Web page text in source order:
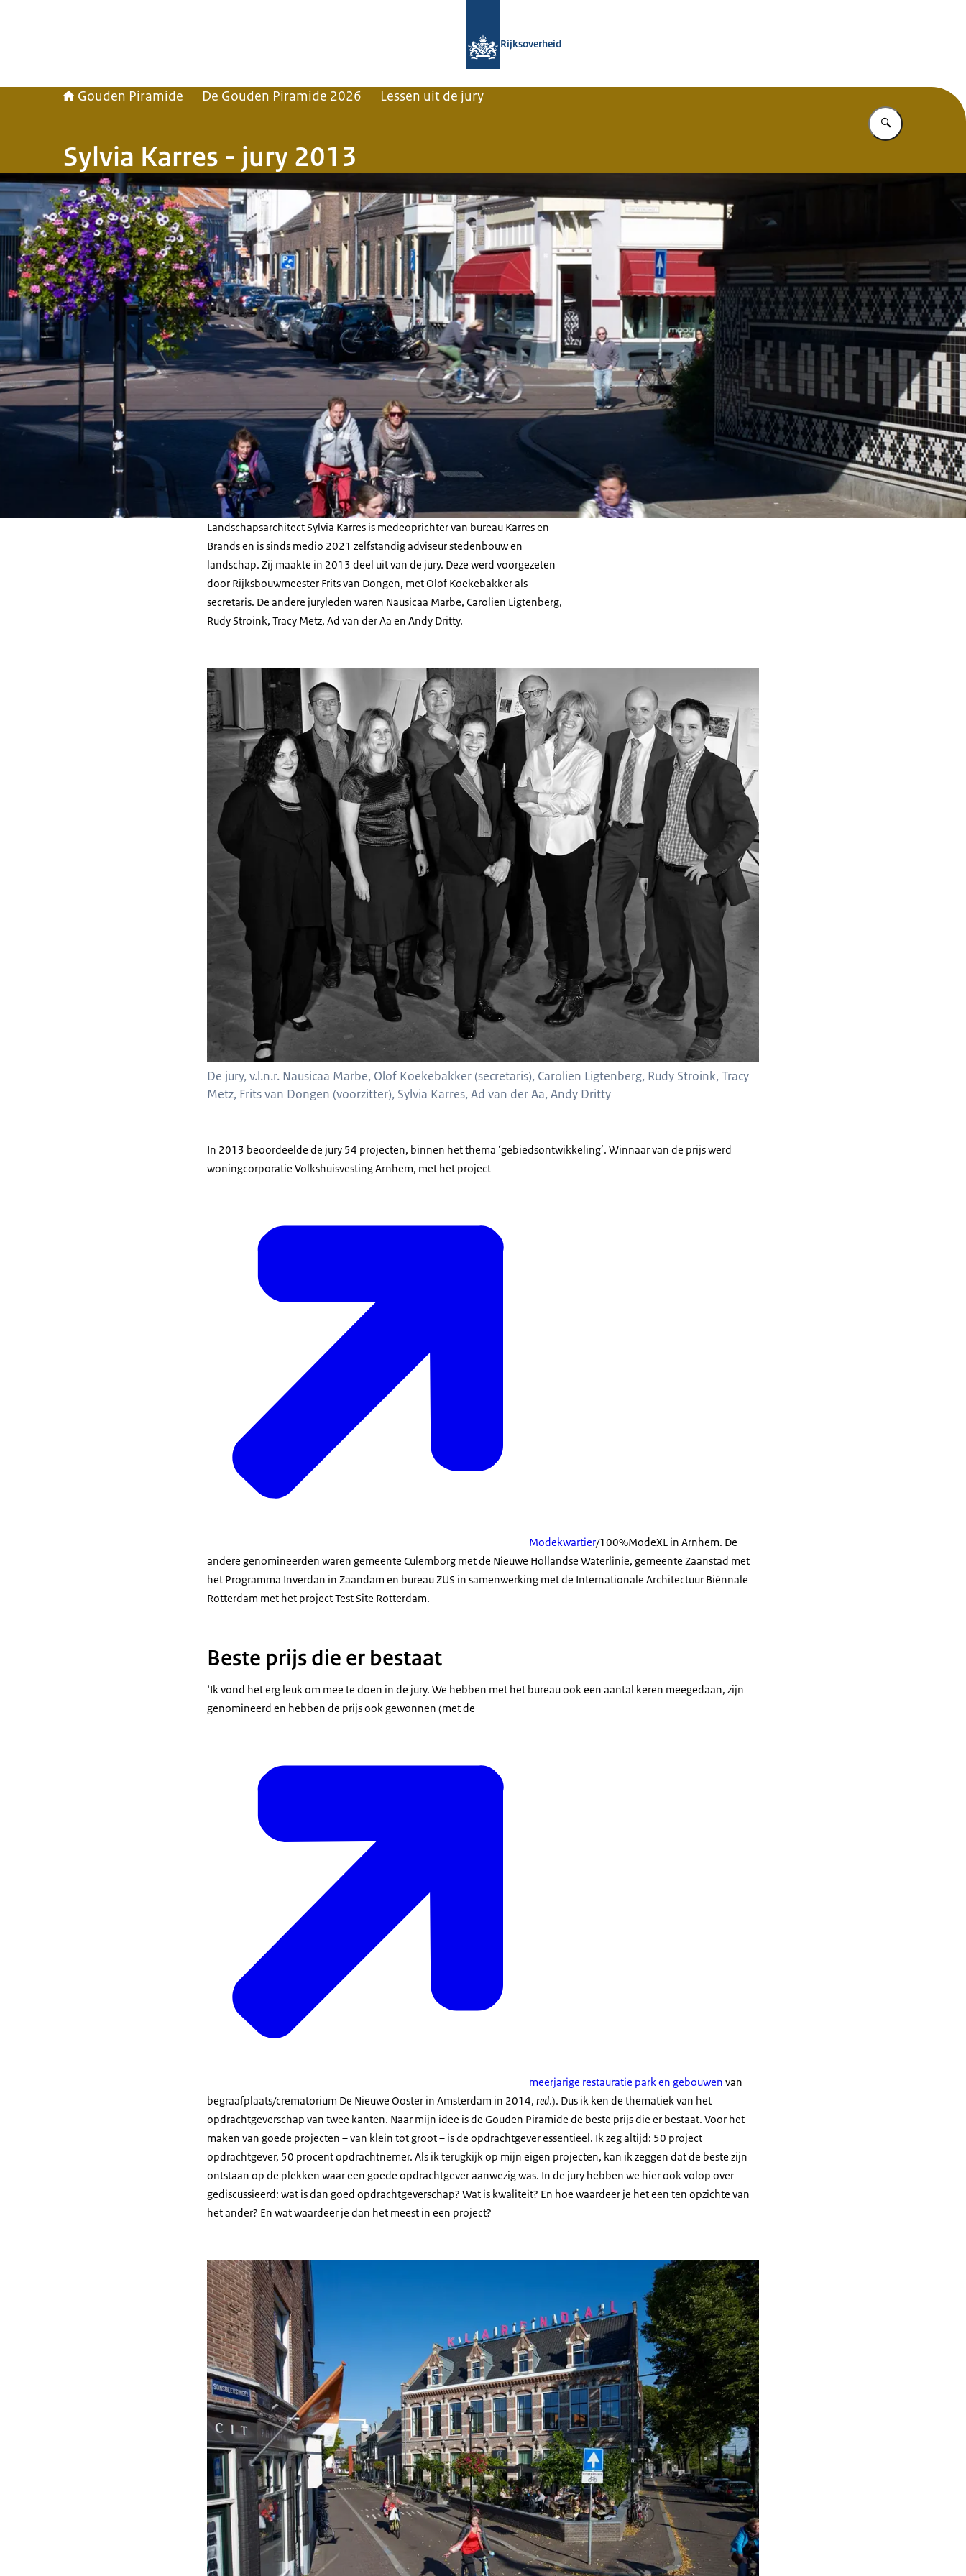
Rijksoverheid
Gouden Piramide De Gouden Piramide 2026 Lessen uit de jury
Vul in wat u
Sylvia Karres - jury 2013
Landschapsarchitect Sylvia Karres is medeoprichter van bureau Karres en
Brands en is sinds medio 2021 zelfstandig adviseur stedenbouw en
landschap. Zij maakte in 2013 deel uit van de jury. Deze werd voorgezeten
door Rijksbouwmeester Frits van Dongen, met Olof Koekebakker als
secretaris. De andere juryleden waren Nausicaa Marbe, Carolien Ligtenberg,
Rudy Stroink, Tracy Metz, Ad van der Aa en Andy Dritty.
De jury, v.l.n.r. Nausicaa Marbe, Olof Koekebakker (secretaris), Carolien Ligtenberg, Rudy Stroink, Tracy
Metz, Frits van Dongen (voorzitter), Sylvia Karres, Ad van der Aa, Andy Dritty
In 2013 beoordeelde de jury 54 projecten, binnen het thema ‘gebiedsontwikkeling’. Winnaar van de prijs werd
woningcorporatie Volkshuisvesting Arnhem, met het project
Modekwartier/100%ModeXL in Arnhem. De
andere genomineerden waren gemeente Culemborg met de Nieuwe Hollandse Waterlinie, gemeente Zaanstad met
het Programma Inverdan in Zaandam en bureau ZUS in samenwerking met de Internationale Architectuur Biënnale
Rotterdam met het project Test Site Rotterdam.
Beste prijs die er bestaat
‘Ik vond het erg leuk om mee te doen in de jury. We hebben met het bureau ook een aantal keren meegedaan, zijn
genomineerd en hebben de prijs ook gewonnen (met de
meerjarige restauratie park en gebouwen van
begraafplaats/crematorium De Nieuwe Ooster in Amsterdam in 2014, red.). Dus ik ken de thematiek van het
opdrachtgeverschap van twee kanten. Naar mijn idee is de Gouden Piramide de beste prijs die er bestaat. Voor het
maken van goede projecten – van klein tot groot – is de opdrachtgever essentieel. Ik zeg altijd: 50 project
opdrachtgever, 50 procent opdrachtnemer. Als ik terugkijk op mijn eigen projecten, kan ik zeggen dat de beste zijn
ontstaan op de plekken waar een goede opdrachtgever aanwezig was. In de jury hebben we hier ook volop over
gediscussieerd: wat is dan goed opdrachtgeverschap? Wat is kwaliteit? En hoe waardeer je het een ten opzichte van
het ander? En wat waardeer je dan het meest in een project?